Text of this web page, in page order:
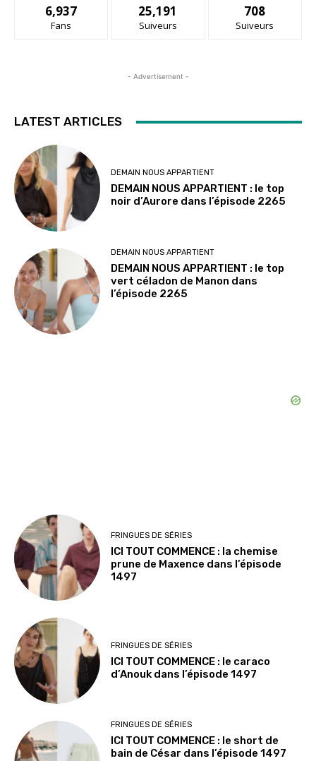
6,937
Fans
25,191
Suiveurs
708
Suiveurs
- Advertisement -
LATEST ARTICLES
DEMAIN NOUS APPARTIENT
DEMAIN NOUS APPARTIENT : le top
noir d’Aurore dans l’épisode 2265
DEMAIN NOUS APPARTIENT
DEMAIN NOUS APPARTIENT : le top
vert céladon de Manon dans
l’épisode 2265
FRINGUES DE SÉRIES
ICI TOUT COMMENCE : la chemise
prune de Maxence dans l’épisode
1497
FRINGUES DE SÉRIES
ICI TOUT COMMENCE : le caraco
d’Anouk dans l’épisode 1497
FRINGUES DE SÉRIES
ICI TOUT COMMENCE : le short de
bain de César dans l’épisode 1497